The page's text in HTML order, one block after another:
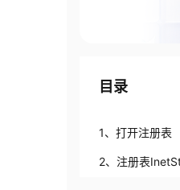
目录
1、打开注册表
2、注册表